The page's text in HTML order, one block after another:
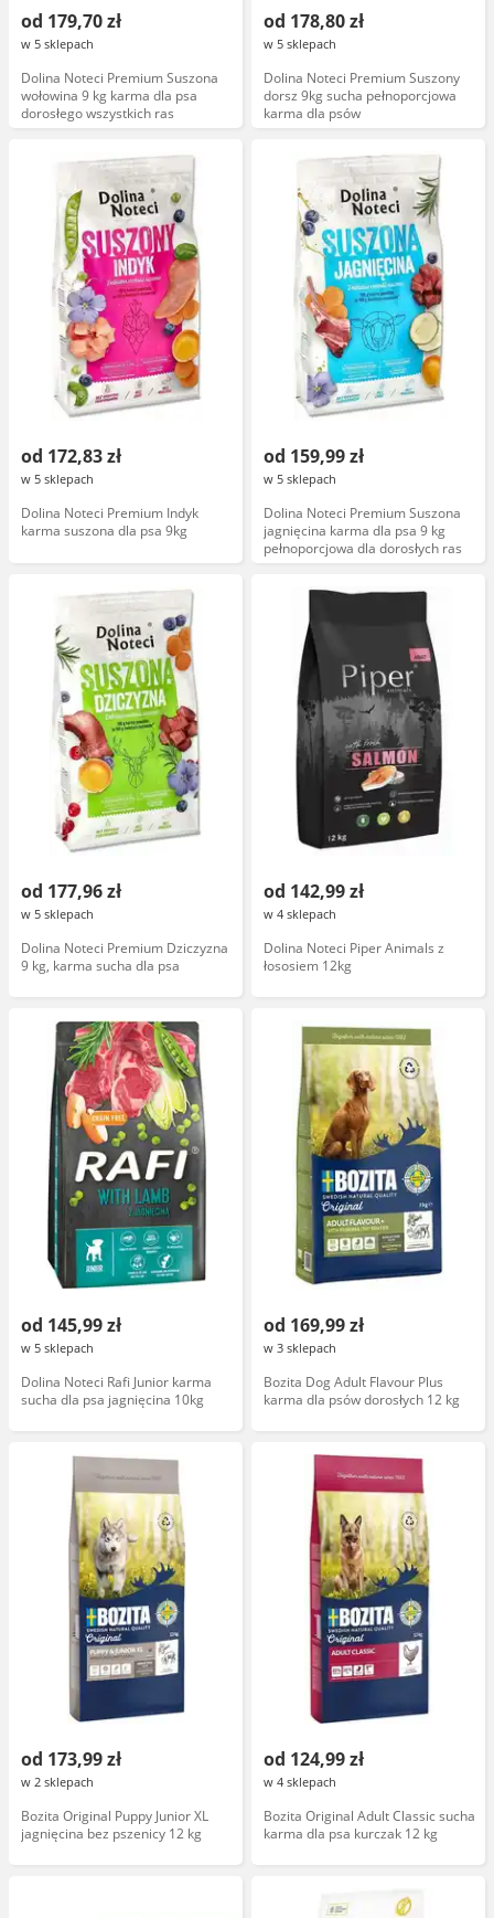
od 179,70 zł
w 5 sklepach
Dolina Noteci Premium Suszona
wołowina 9 kg karma dla psa
dorosłego wszystkich ras
od 178,80 zł
w 5 sklepach
Dolina Noteci Premium Suszony
dorsz 9kg sucha pełnoporcjowa
karma dla psów
od 172,83 zł
w 5 sklepach
Dolina Noteci Premium Indyk
karma suszona dla psa 9kg
od 159,99 zł
w 5 sklepach
Dolina Noteci Premium Suszona
jagnięcina karma dla psa 9 kg
pełnoporcjowa dla dorosłych ras
od 177,96 zł
w 5 sklepach
Dolina Noteci Premium Dziczyzna
9 kg, karma sucha dla psa
od 142,99 zł
w 4 sklepach
Dolina Noteci Piper Animals z
łososiem 12kg
od 145,99 zł
w 5 sklepach
Dolina Noteci Rafi Junior karma
sucha dla psa jagnięcina 10kg
od 169,99 zł
w 3 sklepach
Bozita Dog Adult Flavour Plus
karma dla psów dorosłych 12 kg
od 173,99 zł
w 2 sklepach
Bozita Original Puppy Junior XL
jagnięcina bez pszenicy 12 kg
od 124,99 zł
w 4 sklepach
Bozita Original Adult Classic sucha
karma dla psa kurczak 12 kg